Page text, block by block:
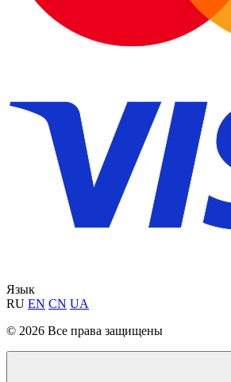
Язык
RU EN CN UA
© 2026 Все права защищены